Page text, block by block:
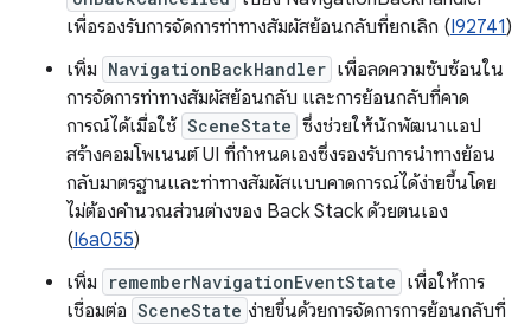
เพื่อรองรับการจัดการท่าทางสัมผัสย้อนกลับที่ยกเลิก (I92741)
เพิ่ม NavigationBackHandler เพื่อลดความซับซ้อนใน
การจัดการท่าทางสัมผัสย้อนกลับ และการย้อนกลับที่คาด
การณ์ได้เมื่อใช้ SceneState ซึ่งช่วยให้นักพัฒนาแอป
สร้างคอมโพเนนต์ UI ที่กำหนดเองซึ่งรองรับการนำทางย้อน
กลับมาตรฐานและท่าทางสัมผัสแบบคาดการณ์ได้ง่ายขึ้นโดย
ไม่ต้องคำนวณส่วนต่างของ Back Stack ด้วยตนเอง
(I6a055)
เพิ่ม
rememberNavigationEventState เพื่อให้การ
เชื่อมต่อ SceneState ง่ายขึ้นด้วยการจัดการการย้อนกลับที่